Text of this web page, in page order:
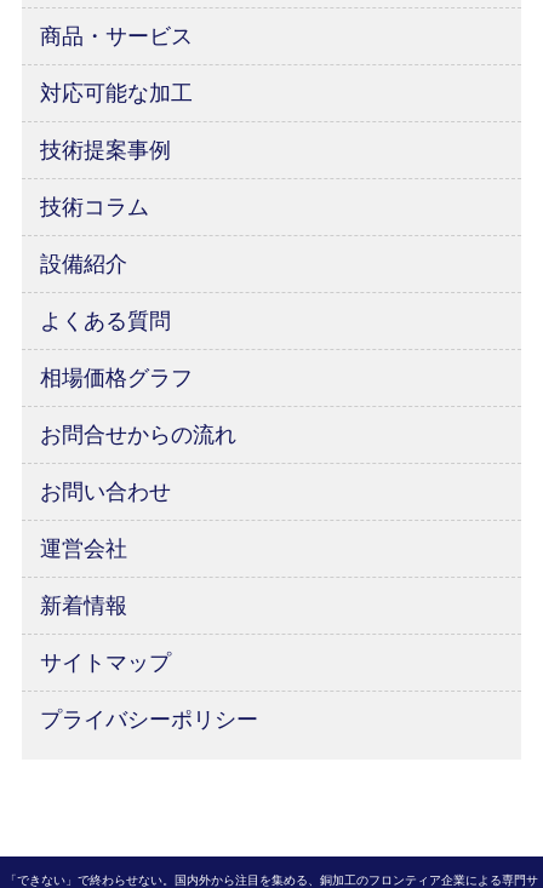
商品・サービス
対応可能な加工
技術提案事例
技術コラム
設備紹介
よくある質問
相場価格グラフ
お問合せからの流れ
お問い合わせ
運営会社
新着情報
サイトマップ
プライバシーポリシー
「できない」で終わらせない。国内外から注目を集める、銅加工のフロンティア企業による専門サ